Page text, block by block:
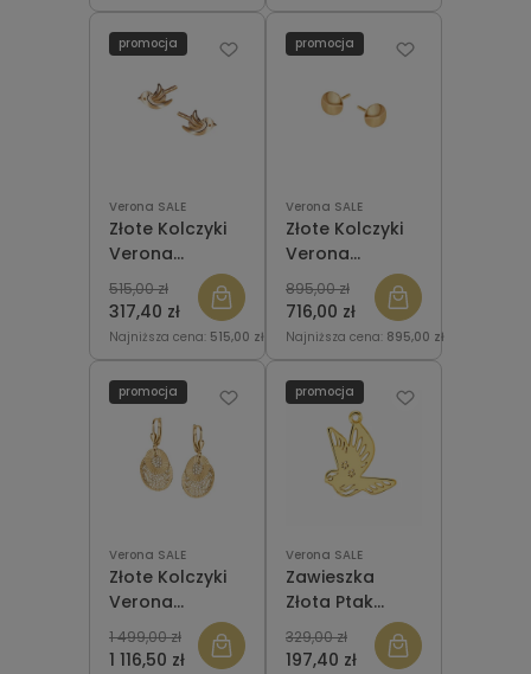
Verona SALE
Złote Kolczyki
Verona
FA18902 Ptaki
317,40 zł
515,00 zł
Najniższa cena: 515,00 zł
promocja
Verona SALE
Złote Kolczyki
Verona
FA19677
716,00 zł
895,00 zł
Najniższa cena: 895,00 zł
promocja
Verona SALE
Złote Kolczyki
Verona
GA19626 Koła
1 116,50 zł
1 499,00 zł
promocja
Verona SALE
Zawieszka
Złota Ptak
Verona LA18416
197,40 zł
329,00 zł
promocja